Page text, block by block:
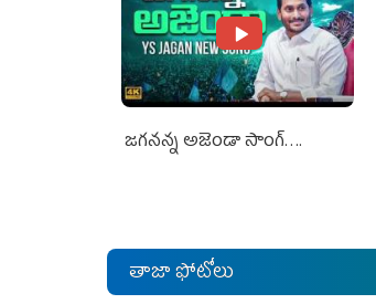
జగనన్న అజెండా సాంగ్….
తాజా ఫోటోలు